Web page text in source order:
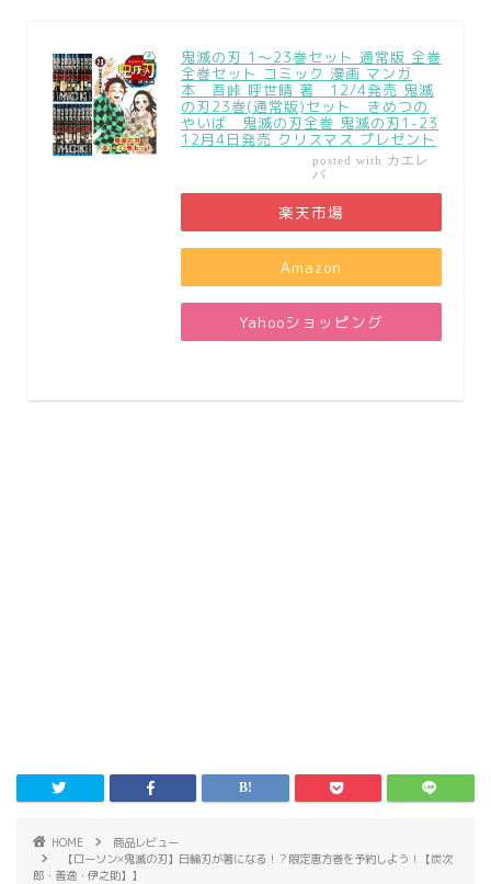
鬼滅の刃 1〜23巻セット 通常版 全巻
全巻セット コミック 漫画 マンガ
本 吾峠 呼世晴 著 12/4発売 鬼滅
の刃23巻(通常版)セット きめつの
やいば 鬼滅の刃全巻 鬼滅の刃1-23
12月4日発売 クリスマス プレゼント
posted with カエレ
バ
楽天市場
Amazon
Yahooショッピング
HOME
商品レビュー
【ローソン×鬼滅の刃】日輪刃が箸になる！？限定恵方巻を予約しよう！【炭次
郎・善逸・伊之助】】